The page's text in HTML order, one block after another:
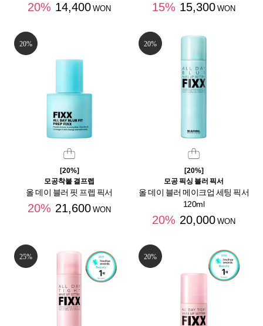
20% 14,400 WON 15% 15,300 WON
20%
[20%]
모공착붙 결프렙
올 데이 블러 핏 프렙 픽서
20% 21,600 WON
20%
[20%]
모공 픽싱 블러 픽서
올 데이 블러 메이크업 세팅 픽서
120ml
20% 20,000 WON
25% 20%